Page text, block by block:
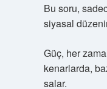
Bu soru,
siyasal
Güç, her
kenarlarda,
salar.